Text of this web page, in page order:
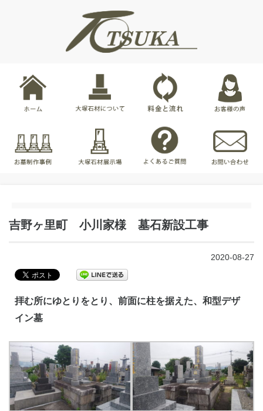
吉野ヶ里町 小川家様 墓石新設工事
2020-08-27
拝む所にゆとりをとり、前面に柱を据えた、和型デザ
イン墓